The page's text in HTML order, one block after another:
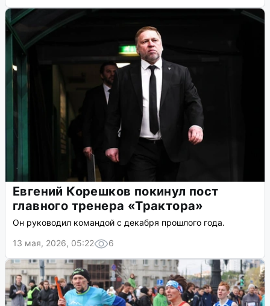
Евгений Корешков покинул пост
главного тренера «Трактора»
Он руководил командой с декабря прошлого года.
13 мая, 2026, 05:22
6